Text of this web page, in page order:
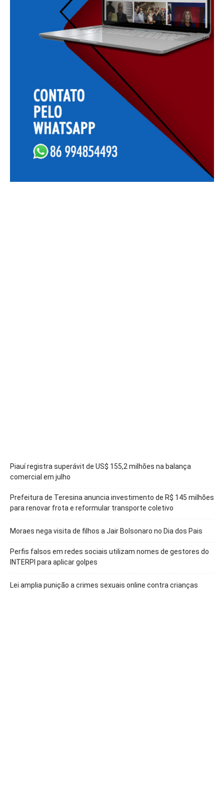
Piauí registra superávit de US$ 155,2 milhões na balança
comercial em julho
Prefeitura de Teresina anuncia investimento de R$ 145 milhões
para renovar frota e reformular transporte coletivo
Moraes nega visita de filhos a Jair Bolsonaro no Dia dos Pais
Perfis falsos em redes sociais utilizam nomes de gestores do
INTERPI para aplicar golpes
Lei amplia punição a crimes sexuais online contra crianças